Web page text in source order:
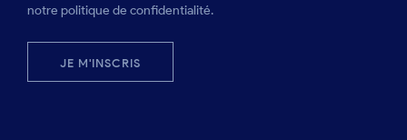
notre politique de confidentialité.
JE M'INSCRIS